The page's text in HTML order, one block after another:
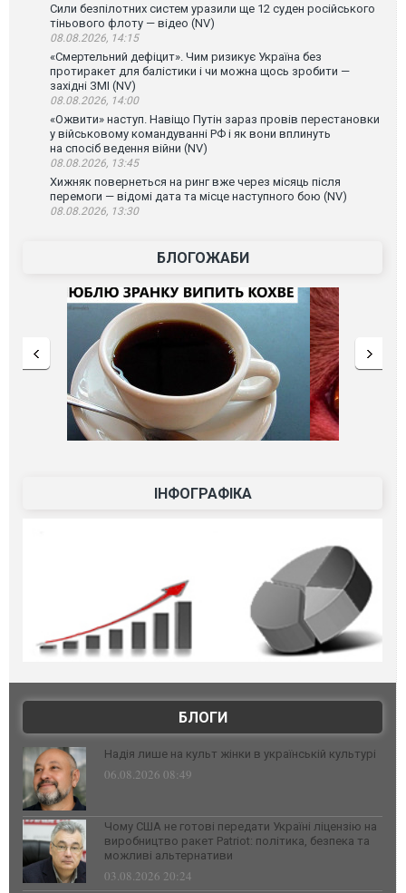
Сили безпілотних систем уразили ще 12 суден російського
тіньового флоту — відео (NV)
08.08.2026, 14:15
«Смертельний дефіцит». Чим ризикує Україна без
протиракет для балістики і чи можна щось зробити —
західні ЗМІ (NV)
08.08.2026, 14:00
«Ожвити» наступ. Навіщо Путін зараз провів перестановки
у військовому командуванні РФ і як вони вплинуть
на спосіб ведення війни (NV)
08.08.2026, 13:45
Хижняк повернеться на ринг вже через місяць після
перемоги — відомі дата та місце наступного бою (NV)
08.08.2026, 13:30
БЛОГОЖАБИ
ІНФОГРАФІКА
БЛОГИ
Надія лише на культ жінки в українській культурі
06.08.2026 08:49
Чому США не готові передати Україні ліцензію на
виробництво ракет Patriot: політика, безпека та
можливі альтернативи
03.08.2026 20:24